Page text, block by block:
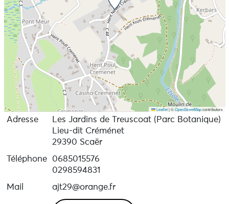
Leaflet|©OpenStreetMapcontributors
Adresse
Les Jardins de Treuscoat (Parc Botanique)
Lieu-dit Créménet
29390 Scaër
Téléphone
0685015576
0298594831
Mail
ajt29@orange.fr